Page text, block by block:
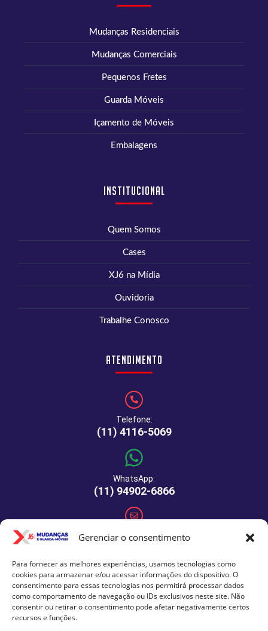
Gerenciar o consentimento
Para fornecer as melhores experiências, usamos tecnologias como
cookies para armazenar e/ou acessar informações do dispositivo. O
consentimento para essas tecnologias nos permitirá processar dados
como comportamento de navegação ou IDs exclusivos neste site. Não
consentir ou retirar o consentimento pode afetar negativamente certos
recursos e funções.
Mudanças Residenciais
Mudanças Comerciais
Pequenos Fretes
Guarda Móveis
Içamento de Móveis
Embalagens
Institucional
Quem Somos
Cases
XJ6 na Mídia
Ouvidoria
Trabalhe Conosco
Atendimento
Telefone:
(11) 4116-5069
WhatsApp:
(11) 94902-6866
E-mail:
Rua Manuel de Macedo, 64 - São Paulo - SP - CEP: 04459-
290